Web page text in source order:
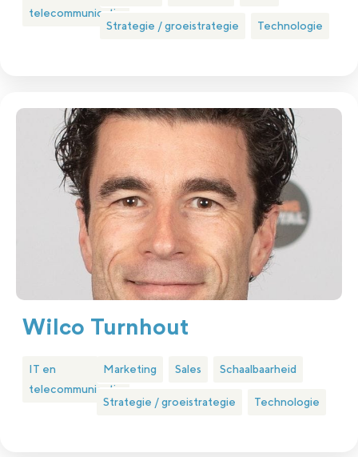
telecommunicatie
Strategie / groeistrategie
Technologie
Wilco Turnhout
IT en
telecommunicatie
Marketing Sales Schaalbaarheid
Strategie / groeistrategie Technologie